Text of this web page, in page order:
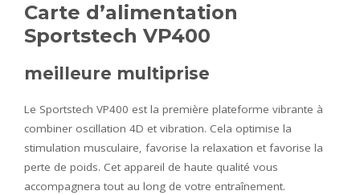
Carte d’alimentation
Sportstech VP400
meilleure multiprise
Le Sportstech VP400 est la première plateforme vibrante à
combiner oscillation 4D et vibration. Cela optimise la
stimulation musculaire, favorise la relaxation et favorise la
perte de poids. Cet appareil de haute qualité vous
accompagnera tout au long de votre entraînement.